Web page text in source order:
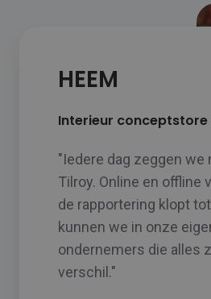
HEEM
Interieur conceptstore
"Iedere dag zeggen
Tilroy. Online en offline
de rapportering klopt
kunnen we in onze
ondernemers die alles
verschil."